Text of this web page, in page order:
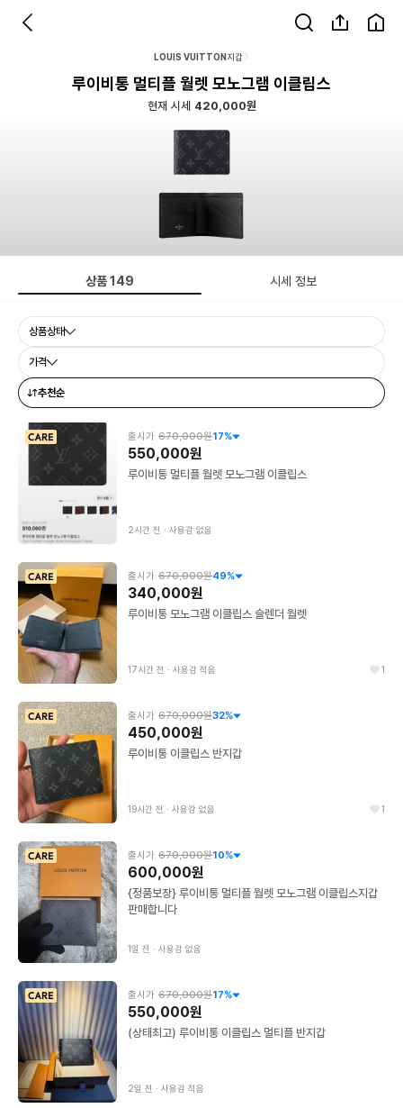
LOUIS VUITTON지갑
루이비통 멀티플 월렛 모노그램 이클립스
현재 시세 420,000원
상품149 시세 정보
상품상태
가격
추천순
출시가 670,000원17%
550,000원
루이비통 멀티플 월렛 모노그램 이클립스
2시간 전 ∙ 사용감 없음
출시가 670,000원49%
340,000원
루이비통 모노그램 이클립스 슬렌더 월렛
17시간 전 ∙ 사용감 적음 1
출시가 670,000원32%
450,000원
루이비통 이클립스 반지갑
19시간 전 ∙ 사용감 없음 1
출시가 670,000원10%
600,000원
{정품보장} 루이비통 멀티플 월렛 모노그램 이클립스지갑
판매합니다
1일 전 ∙ 사용감 없음
출시가 670,000원17%
550,000원
(상태최고) 루이비통 이클립스 멀티플 반지갑
2일 전 ∙ 사용감 적음